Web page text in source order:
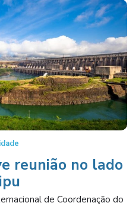
reunião no lado
de Coordenação do